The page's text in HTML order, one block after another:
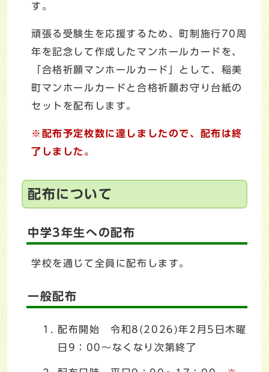
す。
頑張る受験生を応援するため、町制施行70周
年を記念して作成したマンホールカードを、
「合格祈願マンホールカード」として、稲美
町マンホールカードと合格祈願お守り台紙の
セットを配布します。
※ 配布予定枚数に達しましたので、配布は終
了しました。
配布について
中学3年生への配布
学校を通じて全員に配布します。
一般配布
配布開始 令和8(2026)年2月5日木曜
日9：00～なくなり次第終了